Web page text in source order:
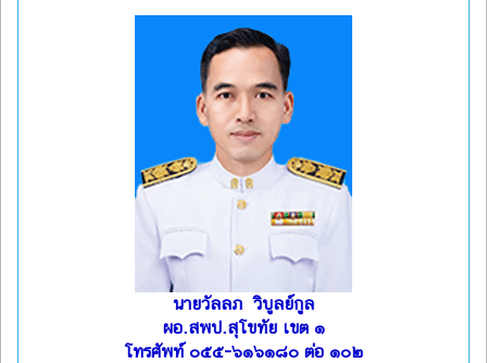
นายวัลลภ วิบูลย์กูล
ผอ.สพป.สุโขทัย เขต ๑
โทรศัพท์ ๐๕๕-๖๑๖๑๘๐ ต่อ ๑๐๒